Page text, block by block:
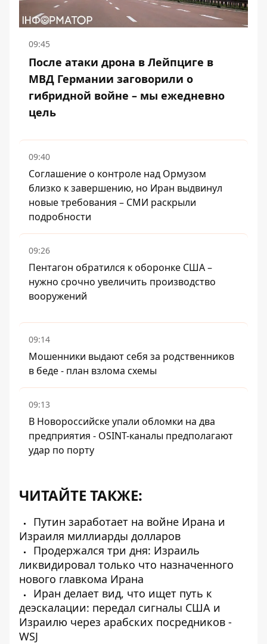
09:45
После атаки дрона в Лейпциге в
МВД Германии заговорили о
гибридной войне – мы ежедневно
цель
09:40
Соглашение о контроле над Ормузом
близко к завершению, но Иран выдвинул
новые требования – СМИ раскрыли
подробности
09:26
Пентагон обратился к оборонке США –
нужно срочно увеличить производство
вооружений
09:14
Мошенники выдают себя за родственников
в беде - план взлома схемы
09:13
В Новороссийске упали обломки на два
предприятия - OSINT-каналы предполагают
удар по порту
ЧИТАЙТЕ ТАКЖЕ:
Путин заработает на войне Ирана и
Израиля миллиарды долларов
Продержался три дня: Израиль
ликвидировал только что назначенного
нового главкома Ирана
Иран делает вид, что ищет путь к
деэскалации: передал сигналы США и
Израилю через арабских посредников -
WSJ